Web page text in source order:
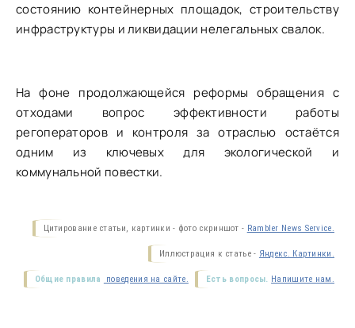
состоянию контейнерных площадок, строительству
инфраструктуры и ликвидации нелегальных свалок.
На фоне продолжающейся реформы обращения с
отходами вопрос эффективности работы
регоператоров и контроля за отраслью остаётся
одним из ключевых для экологической и
коммунальной повестки.
Цитирование статьи, картинки - фото скриншот - Rambler News Service.
Иллюстрация к статье - Яндекс. Картинки.
Есть вопросы. Напишите нам.
Общие правила поведения на сайте.